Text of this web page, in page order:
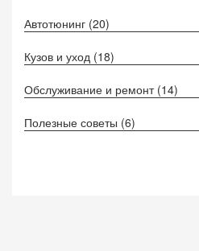
Автотюнинг (20)
Кузов и уход (18)
Обслуживание и ремонт (14)
Полезные советы (6)